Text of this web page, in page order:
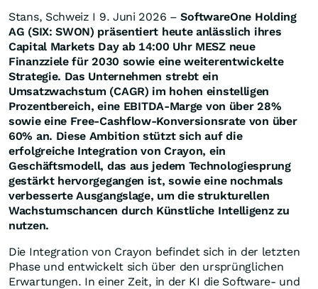
Stans, Schweiz I 9. Juni 2026 –SoftwareOne Holding
AG (SIX: SWON) präsentiert heute anlässlich ihres
Capital Markets Day ab 14:00 Uhr MESZ neue
Finanzziele für 2030 sowie eine weiterentwickelte
Strategie. Das Unternehmen strebt ein
Umsatzwachstum (CAGR) im hohen einstelligen
Prozentbereich, eine EBITDA-Marge von über 28%
sowie eine Free-Cashflow-Konversionsrate von über
60% an. Diese Ambition stützt sich auf die
erfolgreiche Integration von Crayon, ein
Geschäftsmodell, das aus jedem Technologiesprung
gestärkt hervorgegangen ist, sowie eine nochmals
verbesserte Ausgangslage, um die strukturellen
Wachstumschancen durch Künstliche Intelligenz zu
nutzen.
Die Integration von Crayon befindet sich in der letzten
Phase und entwickelt sich über den ursprünglichen
Erwartungen. In einer Zeit, in der KI die Software- und